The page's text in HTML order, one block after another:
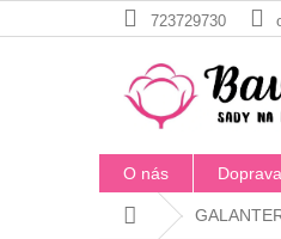
na
723729730
O nás
Domů